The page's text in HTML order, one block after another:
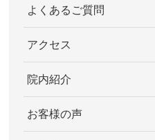
よくあるご質問
アクセス
院内紹介
お客様の声